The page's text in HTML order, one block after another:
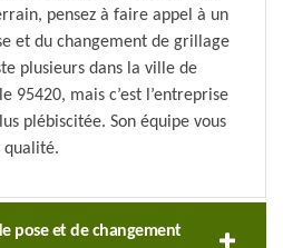
pensez à faire appel à un
et du changement de grillage
plusieurs dans la ville de
95420, mais c’est l’entreprise
plébiscitée. Son équipe vous
pose et de changement